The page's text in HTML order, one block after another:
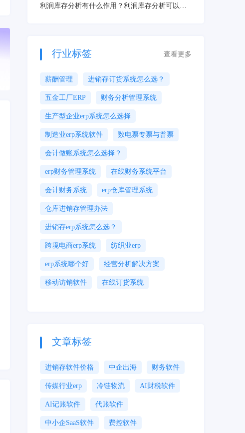
利润库存分析有什么作用？利润库存分析可以通
行业标签 查看更多
薪酬管理 进销存订货系统怎么选？
五金工厂ERP 财务分析管理系统
生产型企业erp系统怎么选择
制造业erp系统软件 数电票专票与普票
会计做账系统怎么选择？
erp财务管理系统 在线财务系统平台
会计财务系统 erp仓库管理系统
仓库进销存管理办法
进销存erp系统怎么选？
跨境电商erp系统 纺织业erp
erp系统哪个好 经营分析解决方案
移动访销软件 在线订货系统
文章标签
进销存软件价格 中企出海 财务软件
传媒行业erp 冷链物流 AI财税软件
AI记账软件 代账软件
中小企SaaS软件 费控软件